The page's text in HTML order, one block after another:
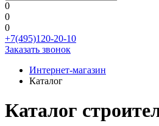
0
0
0
+7(495)120-20-10
Заказать звонок
Интернет-магазин
Каталог
Каталог